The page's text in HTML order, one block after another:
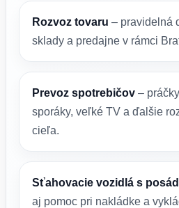
Rozvoz tovaru – pravidelná
sklady a predajne v rámci
Prevoz spotrebičov –
sporáky, veľké TV a ďalšie
cieľa.
Sťahovacie vozidlá s
aj pomoc pri nakládke a